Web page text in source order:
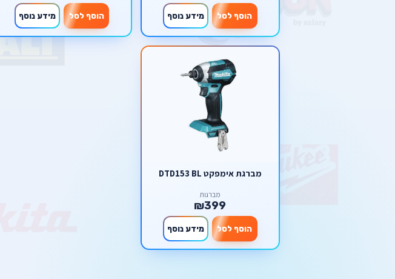
הוסף לסל מידע נוסף הוסף לסל מידע נוסף
מברגת אימפקט DTD153 BL
מברגות
₪399
הוסף לסל מידע נוסף